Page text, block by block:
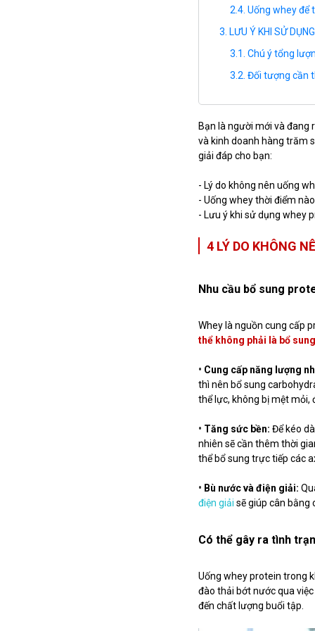
Uống whey để
LƯU Ý KHI SỬ
Chú ý tổng
Đối tượng cần
Bạn là người mới và đang
và kinh doanh hàng trăm
giải đáp cho bạn:
- Lý do không nên uống
- Uống whey thời điểm
- Lưu ý khi sử dụng whey
4 LÝ DO KHÔNG
Nhu cầu bổ sung
Whey là nguồn cung cấp
thể không phải là bổ
• Cung cấp năng lượng
thì nên bổ sung
thể lực, không bị mệt mỏi,
• Tăng sức bền: Để kéo
nhiên sẽ cần thêm thời
thể bổ sung trực tiếp các
• Bù nước và điện giải:
điện giải sẽ giúp cân bằng
Có thể gây ra tình
Uống whey protein trong
đào thải bớt nước qua
đến chất lượng buổi tập.